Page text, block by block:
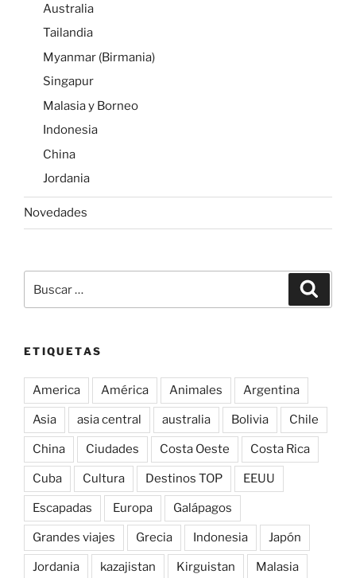
Australia
Tailandia
Myanmar (Birmania)
Singapur
Malasia y Borneo
Indonesia
China
Jordania
Novedades
por:
ETIQUETAS
America América Animales Argentina
Asia asia central australia Bolivia Chile
China Ciudades Costa Oeste Costa Rica
Cuba Cultura Destinos TOP EEUU
Escapadas Europa Galápagos
Grandes viajes Grecia Indonesia Japón
Jordania kazajistan Kirguistan Malasia